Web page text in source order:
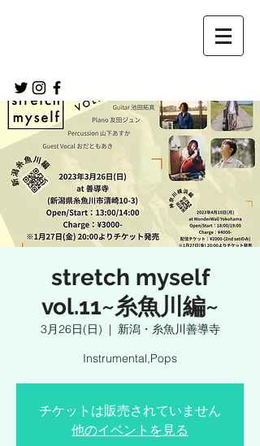
stretch myself
vol.11~糸魚川編~
3月26日(日)
  |
新潟・糸魚川善導寺
Instrumental,Pops
チケットは販売されていません
他のイベントを見る